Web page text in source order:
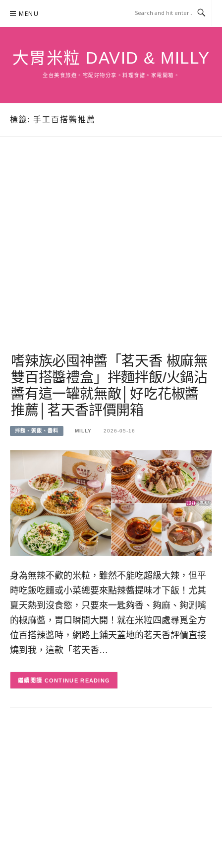
content
MENU
大胃米粒 DAVID & MILLY
全台美食旅遊。宅配好物分享。料理食譜。家電開箱。
標籤: 手工百搭醬推薦
嗜辣族必囤神醬「茗天香 椒麻無
雙百搭醬禮盒」拌麵拌飯/火鍋沾
醬有這一罐就無敵│好吃花椒醬
推薦│茗天香評價開箱
拌麵、粥飯、醬料 MILLY 2026-05-16
身為無辣不歡的米粒，雖然不能吃超級大辣，但平
時吃飯吃麵或小菜總要來點辣醬提味才下飯！尤其
夏天熱到沒食慾，只要來一匙夠香、夠麻、夠涮嘴
的椒麻醬，胃口瞬間大開！就在米粒四處尋覓全方
位百搭辣醬時，網路上鋪天蓋地的茗天香評價直接
燒到我，這款「茗天香…
CONTINUE READING